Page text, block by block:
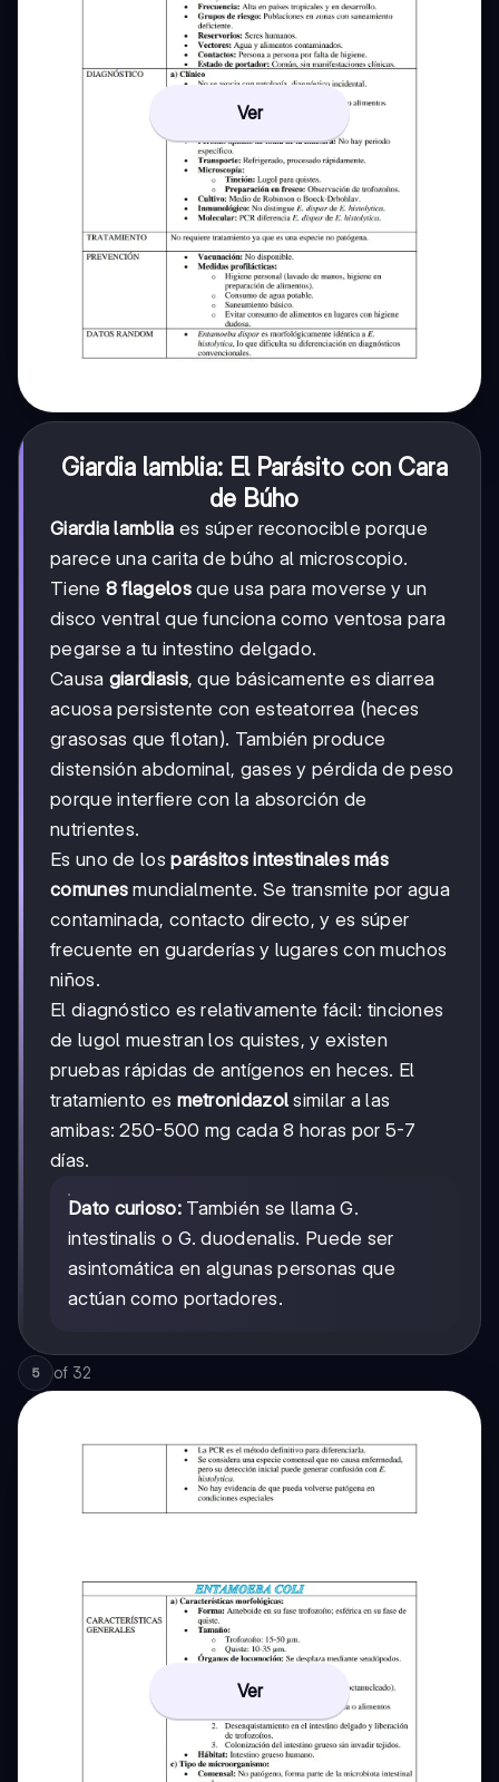
Ver
Giardia lamblia: El Parásito con Cara
de Búho
Giardia lamblia es súper reconocible porque
parece una carita de búho al microscopio.
Tiene 8 flagelosque usa para moverse y un
disco ventral que funciona como ventosa para
pegarse a tu intestino delgado.
Causa giardiasis, que básicamente es diarrea
acuosa persistente con esteatorrea (heces
grasosas que flotan). También produce
distensión abdominal, gases y pérdida de peso
porque interfiere con la absorción de
nutrientes.
Es uno de losparásitos intestinales más
comunes mundialmente. Se transmite por agua
contaminada, contacto directo, y es súper
frecuente en guarderías y lugares con muchos
niños.
El diagnóstico es relativamente fácil: tinciones
de lugol muestran los quistes, y existen
pruebas rápidas de antígenos en heces. El
tratamiento es metronidazol similar a las
amibas: 250-500 mg cada 8 horas por 5-7
días.
Dato curioso:También se llama G.
intestinalis o G. duodenalis. Puede ser
asintomática en algunas personas que
actúan como portadores.
5 of 32
Ver